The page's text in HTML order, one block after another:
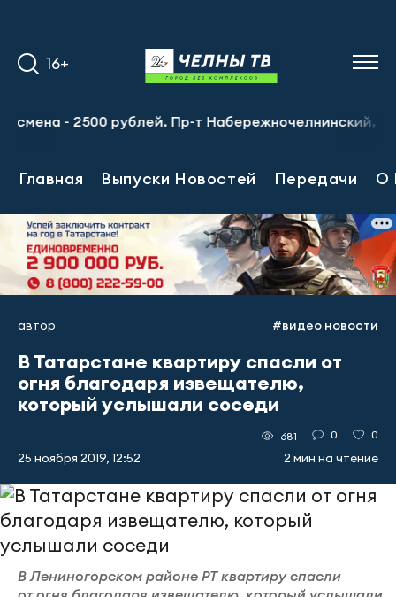
16+
- 2500 рублей. Пр-т Набережночелнинский, 13а.
Главная Выпуски Новостей Передачи О
автор #видео новости
В Татарстане квартиру спасли от
огня благодаря извещателю,
который услышали соседи
25 ноября 2019, 12:52
681 0 0
2 мин на чтение
В Лениногорском районе РТ квартиру спасли